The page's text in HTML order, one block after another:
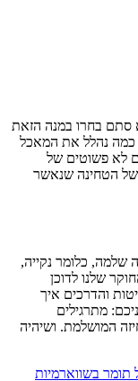
סתם בחרו במנה הזאת
נהלל את המאכל
לא פשוטים של
הטחינה שנאשר
שלמה, כלומר נקייה,
שלנו לדוכן
והדרכים איך
מתרגילים
המושלמת. ושיהיה
בשווארמיות